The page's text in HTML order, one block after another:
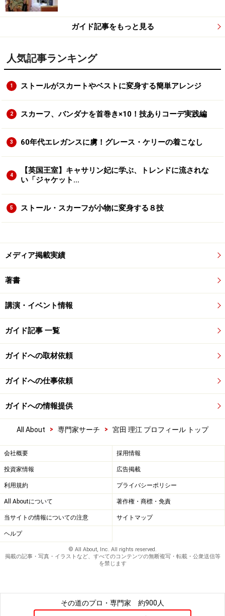
ガイド記事をもっと見る
人気記事ランキング
1 ストールがスカートやベストに変身する簡単アレンジ
2 スカーフ、バンダナを首巻き×10！技ありコーデ実践編
3 60年代エレガンスに虜！グレース・ケリーの着こなし
4
【英国王室】キャサリン妃に学ぶ、トレンドに流されな
い「ジャケット...
5 ストール・スカーフが小物に変身する８技
メディア掲載実績
著書
講演・イベント情報
ガイド記事 一覧
ガイドへの取材依頼
ガイドへの仕事依頼
ガイドへの情報提供
All About > 専門家サーチ > 宮田 理江 プロフィール トップ
会社概要 採用情報
投資家情報 広告掲載
利用規約 プライバシーポリシー
All Aboutについて 著作権・商標・免責
当サイトの情報についての注意 サイトマップ
ヘルプ
© All About, Inc. All rights reserved.
掲載の記事・写真・イラストなど、すべてのコンテンツの無断複写・転載・公衆送信等
を禁じます
その道のプロ・専門家 約900人